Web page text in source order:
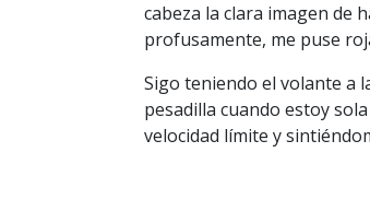
cabeza la clara imagen de
profusamente, me puse
Sigo teniendo el volante a
pesadilla cuando estoy
velocidad límite y